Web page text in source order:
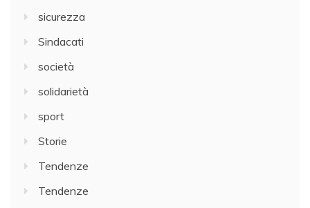
sicurezza
Sindacati
società
solidarietà
sport
Storie
Tendenze
Tendenze